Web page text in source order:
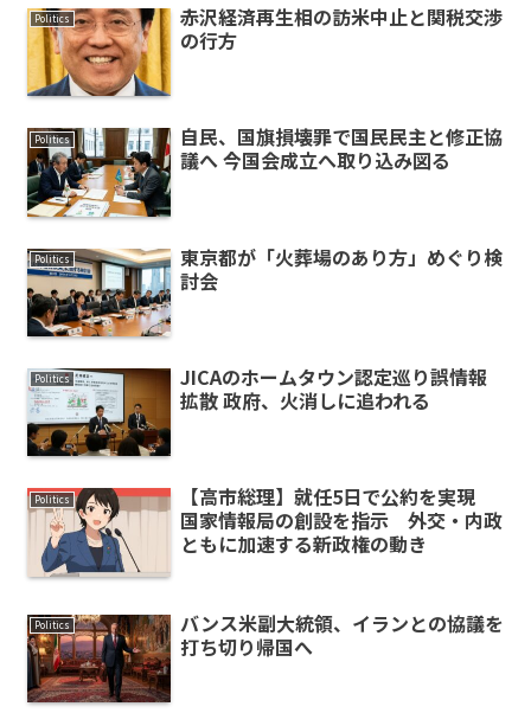
Politics
赤沢経済再生相の訪米中止と関税交渉
の行方
Politics
自民、国旗損壊罪で国民民主と修正協
議へ 今国会成立へ取り込み図る
Politics
東京都が「火葬場のあり方」めぐり検
討会
Politics
JICAのホームタウン認定巡り誤情報
拡散 政府、火消しに追われる
Politics
【高市総理】就任5日で公約を実現
国家情報局の創設を指示 外交・内政
ともに加速する新政権の動き
Politics
バンス米副大統領、イランとの協議を
打ち切り帰国へ